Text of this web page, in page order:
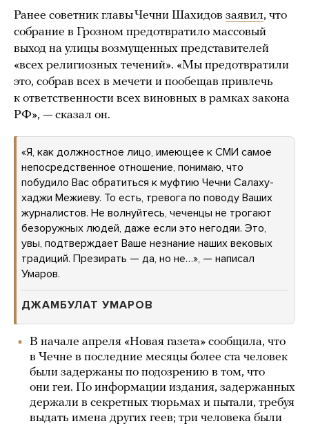
Ранее советник главы Чечни Шахидов заявил, что
собрание в Грозном предотвратило массовый
выход на улицы возмущенных представителей
«всех религиозных течений». «Мы предотвратили
это, собрав всех в мечети и пообещав привлечь
к ответственности всех виновных в рамках закона
РФ», — сказал он.
«Я, как должностное лицо, имеющее к СМИ самое
непосредственное отношение, понимаю, что
побудило Вас обратиться к муфтию Чечни Салаху-
хаджи Межиеву. То есть, тревога по поводу Ваших
журналистов. Не волнуйтесь, чеченцы не трогают
безоружных людей, даже если это негодяи. Это,
увы, подтверждает Ваше незнание наших вековых
традиций. Презирать — да, но не…», — написал
Умаров.
ДЖАМБУЛАТ УМАРОВ
В начале апреля «Новая газета» сообщила, что
в Чечне в последние месяцы более ста человек
были задержаны по подозрению в том, что
они геи. По информации издания, задержанных
держали в секретных тюрьмах и пытали, требуя
выдать имена других геев; три человека были